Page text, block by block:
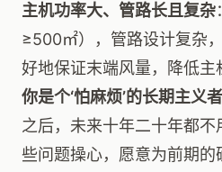
主机功率大、管路长且复杂
≥500㎡），管路设计复杂
好地保证末端风量，降低主
你是个‘怕麻烦’的长期主义者
之后，未来十年二十年都
些问题操心，愿意为前期的